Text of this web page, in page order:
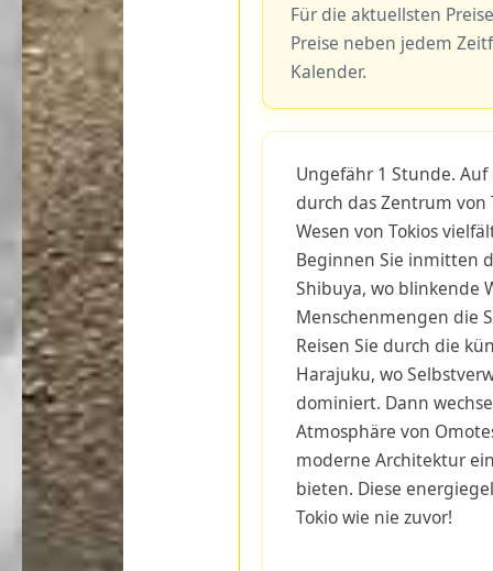
Für die aktuellsten
Preise neben jedem
Kalender.
Ungefähr 1 Stunde.
durch das Zentrum von
Wesen von Tokios
Beginnen Sie inmitten
Shibuya, wo blinkende
Menschenmengen die
Reisen Sie durch die
Harajuku, wo
dominiert. Dann
Atmosphäre von
moderne Architektur
bieten. Diese
Tokio wie nie zuvor!